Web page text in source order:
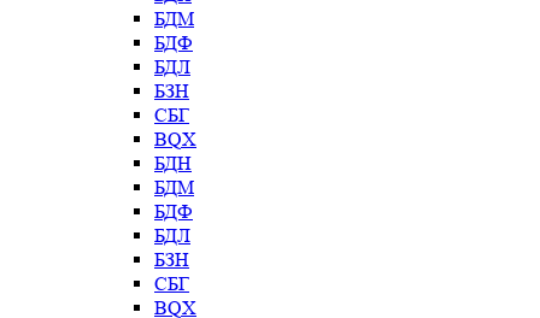
БДМ
БДФ
БДЛ
БЗН
СБГ
BQX
БДН
БДМ
БДФ
БДЛ
БЗН
СБГ
BQX